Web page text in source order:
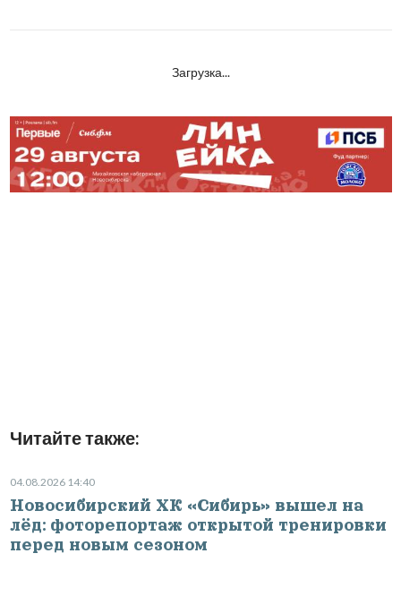
Загрузка...
Читайте также:
04.08.2026 14:40
Новосибирский ХК «Сибирь» вышел на
лёд: фоторепортаж открытой тренировки
перед новым сезоном